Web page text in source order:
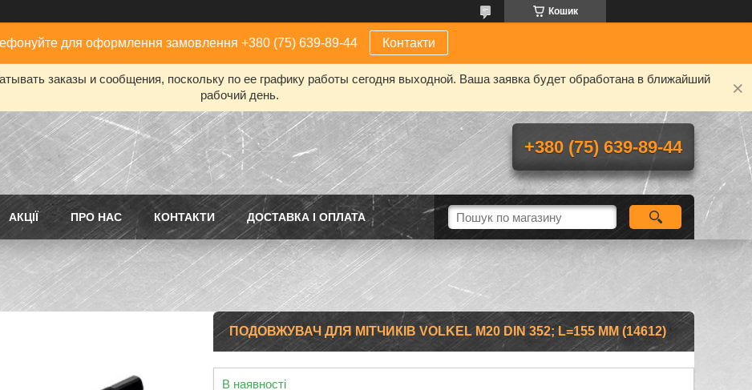
Кошик
для оформлення замовлення +380 (75) 639-89-44 Контакти
заказы и сообщения, поскольку по ее графику работы сегодня выходной. Ваша заявка будет обработана в ближайший
рабочий день.
+380 (75) 639-89-44
АКЦІЇ ПРО НАС КОНТАКТИ ДОСТАВКА І ОПЛАТА
ПОДОВЖУВАЧ ДЛЯ МІТЧИКІВ VOLKEL М20 DIN 352; L=155 ММ (14612)
В наявності